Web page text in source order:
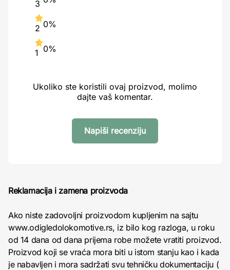
3
2 0%
1 0%
Ukoliko ste koristili ovaj proizvod, molimo
dajte vaš komentar.
Napiši recenziju
Reklamacija i zamena proizvoda
Ako niste zadovoljni proizvodom kupljenim na sajtu
www.odigledolokomotive.rs, iz bilo kog razloga, u roku
od 14 dana od dana prijema robe možete vratiti proizvod.
Proizvod koji se vraća mora biti u istom stanju kao i kada
je nabavljen i mora sadržati svu tehničku dokumentaciju (